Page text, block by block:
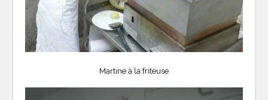
Martine à la friteuse